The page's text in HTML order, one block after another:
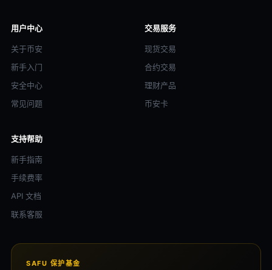
用户中心
关于币安
新手入门
安全中心
常见问题
交易服务
现货交易
合约交易
理财产品
币安卡
支持帮助
新手指南
手续费率
API 文档
联系客服
SAFU 保护基金